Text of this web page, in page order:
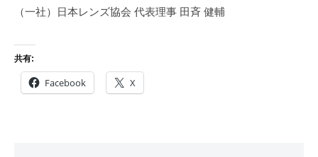
（一社）日本レンズ協会 代表理事 田斉 健輔
共有:
Facebook X